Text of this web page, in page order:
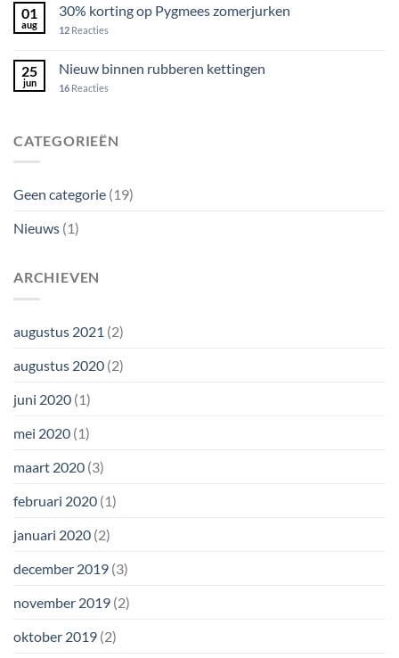
01
aug
30% korting op Pygmees zomerjurken
12 Reacties
25
jun
Nieuw binnen rubberen kettingen
16 Reacties
CATEGORIEËN
Geen categorie (19)
Nieuws (1)
ARCHIEVEN
augustus 2021 (2)
augustus 2020 (2)
juni 2020 (1)
mei 2020 (1)
maart 2020 (3)
februari 2020 (1)
januari 2020 (2)
december 2019 (3)
november 2019 (2)
oktober 2019 (2)